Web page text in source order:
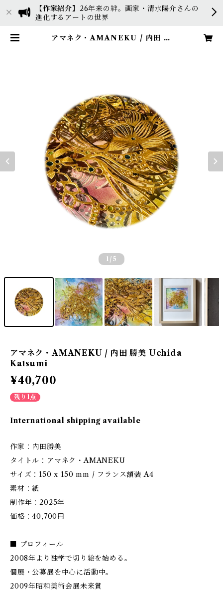
【作家紹介】 26年来の絆。画家・清水陽介さんの
進化するアートの世界
アマネク・AMANEKU / 内田 勝
1 /5
アマネク・AMANEKU / 内田 勝美 Uchida
Katsumi
¥40,700
残り1点
International shipping available
作家：内田勝美
タイトル：アマネク・AMANEKU
サイズ：150 x 150 mm / フランス額装 A4
素材：紙
制作年：2025年
価格：40,700円
■ プロフィール
2008年より独学で切り絵を始める。
個展・公募展を中心に活動中。
2009年昭和美術会展未来賞